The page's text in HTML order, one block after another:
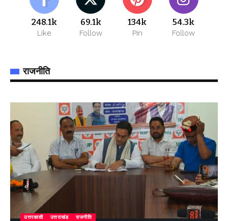
248.1k
Like
69.1k
Follow
134k
Pin
54.3k
Follow
राजनीति
उत्तरकाशी उत्तराखंड राजनीति